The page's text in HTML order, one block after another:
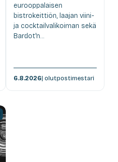
eurooppalaisen
bistrokeittiön, laajan viini-
ja cocktailvalikoiman sekä
Bardot'n...
6.8.2026| olutpostimestari